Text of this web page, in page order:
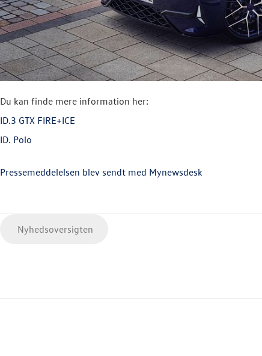
Du kan finde mere information her:
ID.3 GTX FIRE+ICE
ID. Polo
Pressemeddelelsen blev sendt med Mynewsdesk
Nyhedsoversigten